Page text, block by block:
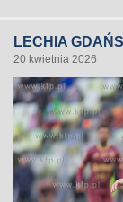
LECHIA
20 kwietnia 2026